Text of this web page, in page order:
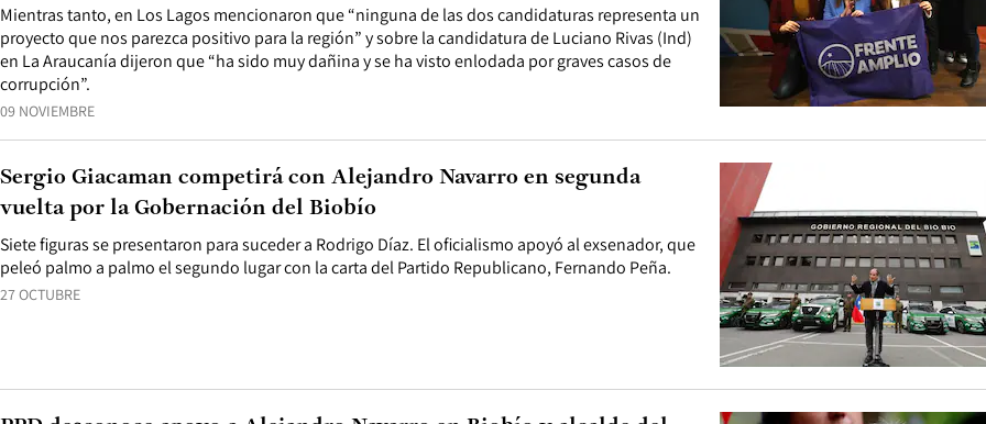
09 NOVIEMBRE
Mientras tanto, en Los Lagos mencionaron que “ninguna de las dos candidaturas representa un
proyecto que nos parezca positivo para la región” y sobre la candidatura de Luciano Rivas (Ind)
en La Araucanía dijeron que “ha sido muy dañina y se ha visto enlodada por graves casos de
corrupción”.
27 OCTUBRE
Siete figuras se presentaron para suceder a Rodrigo Díaz. El oficialismo apoyó al exsenador, que
peleó palmo a palmo el segundo lugar con la carta del Partido Republicano, Fernando Peña.
Sergio Giacaman competirá con Alejandro Navarro en segunda
vuelta por la Gobernación del Biobío